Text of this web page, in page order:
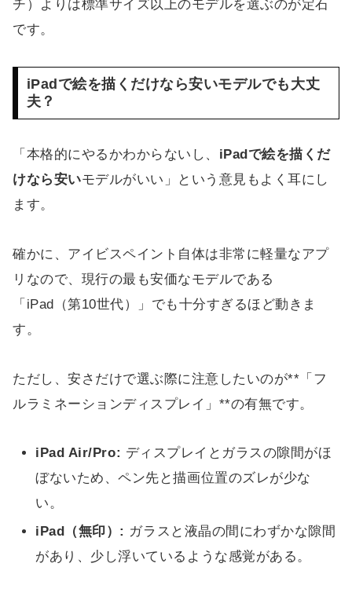
チ）よりは標準サイズ以上のモデルを選ぶのが定石
です。
iPadで絵を描くだけなら安いモデルでも大丈
夫？
「本格的にやるかわからないし、 iPadで絵を描くだ
けなら安いモデルがいい」という意見もよく耳にし
ます。
確かに、アイビスペイント自体は非常に軽量なアプ
リなので、現行の最も安価なモデルである
「iPad（第10世代）」でも十分すぎるほど動きま
す。
ただし、安さだけで選ぶ際に注意したいのが**「フ
ルラミネーションディスプレイ」**の有無です。
iPad Air/Pro: ディスプレイとガラスの隙間がほ
ぼないため、ペン先と描画位置のズレが少な
い。
iPad（無印）: ガラスと液晶の間にわずかな隙間
があり、少し浮いているような感覚がある。